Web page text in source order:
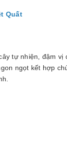
Quất
tự nhiện, đậm vị
ngọt kết hợp